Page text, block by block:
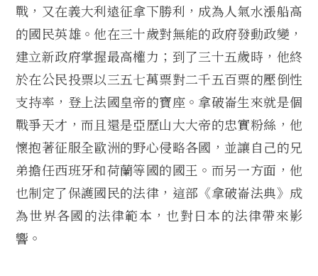
戰，又在義大利遠征拿下勝利，成為人氣水漲船高
的國民英雄。他在三十歲對無能的政府發動政變，
建立新政府掌握最高權力；到了三十五歲時，他終
於在公民投票以三五七萬票對二千五百票的壓倒性
支持率，登上法國皇帝的寶座。拿破崙生來就是個
戰爭天才，而且還是亞歷山大大帝的忠實粉絲，他
懷抱著征服全歐洲的野心侵略各國，並讓自己的兄
弟擔任西班牙和荷蘭等國的國王。而另一方面，他
也制定了保護國民的法律，這部《拿破崙法典》成
為世界各國的法律範本，也對日本的法律帶來影
響。